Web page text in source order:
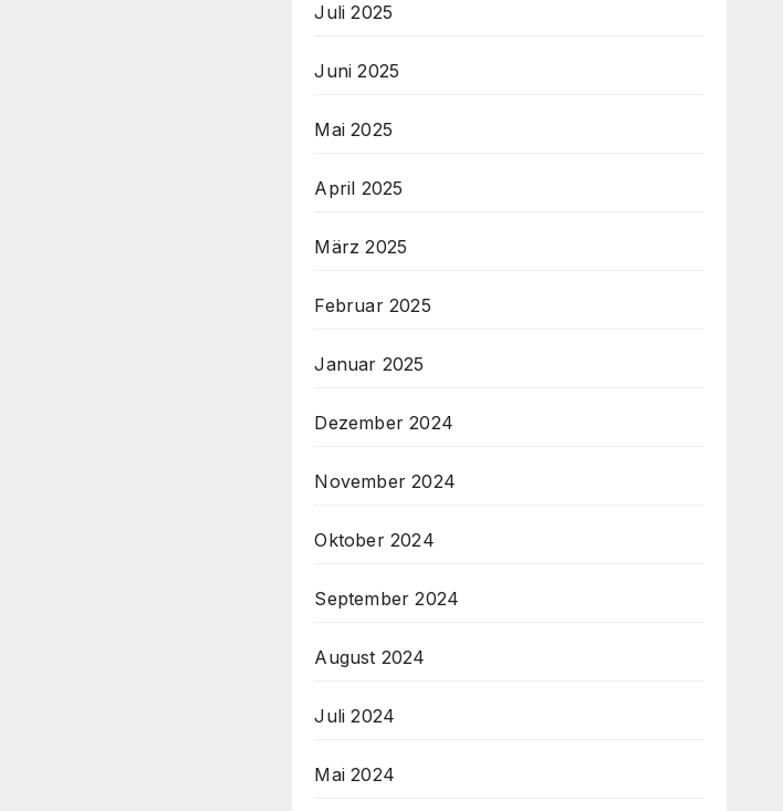
Juli 2025
Juni 2025
Mai 2025
April 2025
März 2025
Februar 2025
Januar 2025
Dezember 2024
November 2024
Oktober 2024
September 2024
August 2024
Juli 2024
Mai 2024